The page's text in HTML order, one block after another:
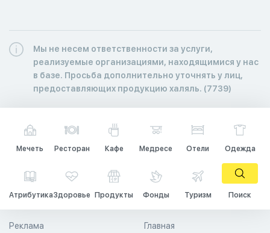
Мы не несем ответственности за услуги,
реализуемые организациями, находящимися у нас
в базе. Просьба дополнительно уточнять у лиц,
предоставляющих продукцию халяль. (7739)
Мечеть Ресторан Кафе Медресе Отели Одежда
АтрибутикаЗдоровье Продукты Фонды Туризм Поиск
Главная
Реклама